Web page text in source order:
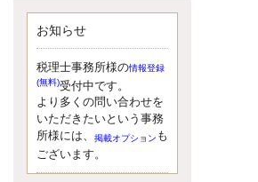
湘南のぽっちゃり女性税理士
松村文子と湘南ＢＵ
また最近、税理士試験のご相談を受
けることおおくなりました。受験申
し込み受け付け開始になるからです
ね。勉強したが、中途半端なので、
受験が無駄に思っている人もいるよ
うです。まず、私ならダメと思う前
に、全力で勝負してみたいです！
更新:2017年5月1日(神奈川県藤沢市)
---------------------
お知らせ
税理士事務所様の情報登録
(無料)受付中です。
より多くの問い合わせを
いただきたいという事務
所様には、
掲載オプション も
ございます。